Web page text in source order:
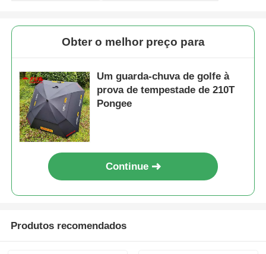
Obter o melhor preço para
Um guarda-chuva de golfe à
prova de tempestade de 210T
Pongee
Continue
Produtos recomendados